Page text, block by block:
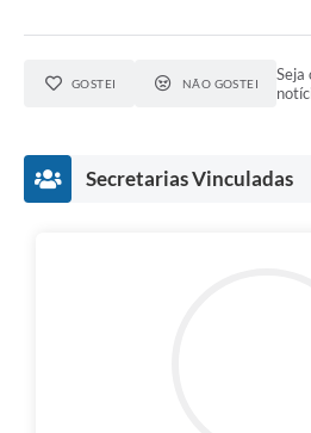
GOSTEI NÃO GOSTEI
Seja
Secretarias Vinculadas